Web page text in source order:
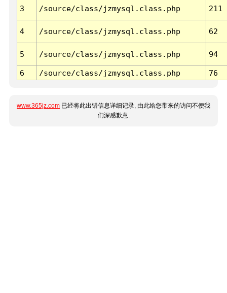
3 /source/class/jzmysql.class.php 211
4 /source/class/jzmysql.class.php 62
5 /source/class/jzmysql.class.php 94
6 /source/class/jzmysql.class.php 76
www.365jz.com 已经将此出错信息详细记录, 由此给您带来的访问不便我
们深感歉意.